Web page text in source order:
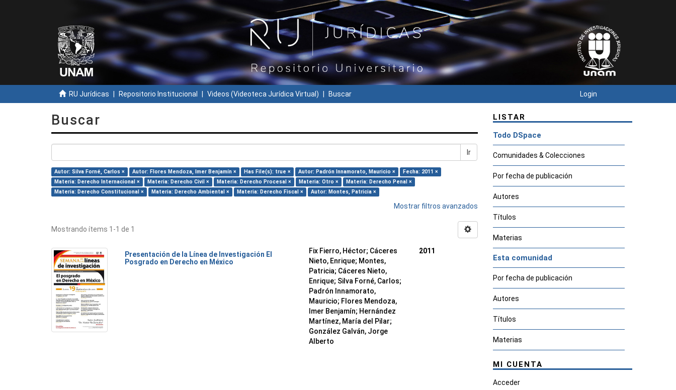
RU Jurídicas Repositorio Institucional Videos (Videoteca Jurídica Virtual) Buscar Login
Buscar
Ir
Autor: Silva Forné, Carlos × Autor: Flores Mendoza, Imer Benjamín × Has File(s): true × Autor: Padrón Innamorato, Mauricio ×
Fecha: 2011 ×
Materia: Derecho Internacional ×
Materia: Derecho Civil × Materia: Derecho Procesal × Materia: Otro ×
Materia: Derecho Penal ×
Materia: Derecho Constitucional ×
Materia: Derecho Ambiental × Materia: Derecho Fiscal × Autor: Montes, Patricia ×
Mostrar filtros avanzados
Mostrando ítems 1-1 de 1
Presentación de la Línea de Investigación El
Posgrado en Derecho en México
Fix Fierro, Héctor; Cáceres
Nieto, Enrique; Montes,
Patricia; Cáceres Nieto,
Enrique; Silva Forné, Carlos;
Padrón Innamorato,
Mauricio; Flores Mendoza,
Imer Benjamín; Hernández
Martínez, María del Pilar;
González Galván, Jorge
Alberto
2011
LISTAR
Todo DSpace
Comunidades & Colecciones
Por fecha de publicación
Autores
Títulos
Materias
Esta comunidad
Por fecha de publicación
Autores
Títulos
Materias
MI CUENTA
Acceder